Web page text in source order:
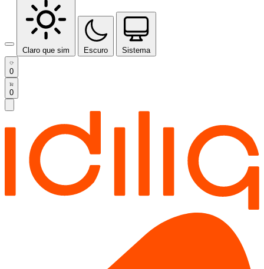
Claro que sim Escuro Sistema
0
0